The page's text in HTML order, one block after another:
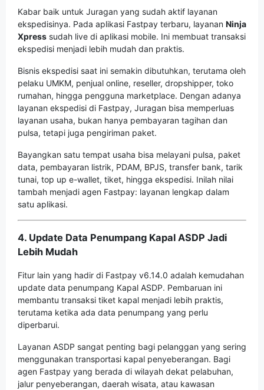
Kabar baik untuk Juragan yang sudah aktif layanan
ekspedisinya. Pada aplikasi Fastpay terbaru, layanan Ninja
Xpress sudah live di aplikasi mobile. Ini membuat transaksi
ekspedisi menjadi lebih mudah dan praktis.
Bisnis ekspedisi saat ini semakin dibutuhkan, terutama oleh
pelaku UMKM, penjual online, reseller, dropshipper, toko
rumahan, hingga pengguna marketplace. Dengan adanya
layanan ekspedisi di Fastpay, Juragan bisa memperluas
layanan usaha, bukan hanya pembayaran tagihan dan
pulsa, tetapi juga pengiriman paket.
Bayangkan satu tempat usaha bisa melayani pulsa, paket
data, pembayaran listrik, PDAM, BPJS, transfer bank, tarik
tunai, top up e-wallet, tiket, hingga ekspedisi. Inilah nilai
tambah menjadi agen Fastpay: layanan lengkap dalam
satu aplikasi.
4. Update Data Penumpang Kapal ASDP Jadi
Lebih Mudah
Fitur lain yang hadir di Fastpay v6.14.0 adalah kemudahan
update data penumpang Kapal ASDP. Pembaruan ini
membantu transaksi tiket kapal menjadi lebih praktis,
terutama ketika ada data penumpang yang perlu
diperbarui.
Layanan ASDP sangat penting bagi pelanggan yang sering
menggunakan transportasi kapal penyeberangan. Bagi
agen Fastpay yang berada di wilayah dekat pelabuhan,
jalur penyeberangan, daerah wisata, atau kawasan